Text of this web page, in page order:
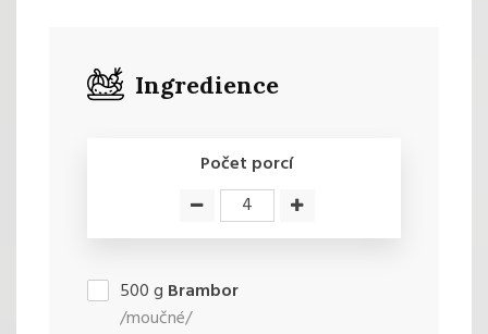
Ingredience
Počet porcí
500g Brambor
/moučné/